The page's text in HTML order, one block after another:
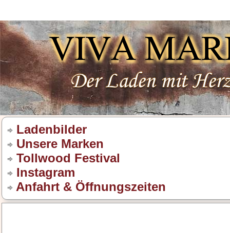
Ladenbilder
Unsere Marken
Tollwood Festival
Instagram
Anfahrt & Öffnungszeiten